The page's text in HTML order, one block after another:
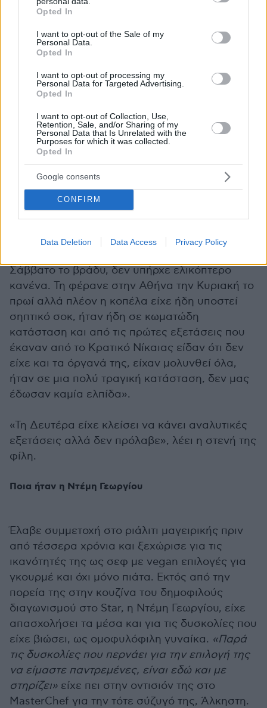
grant or deny consent to Google and its third-party tags to
use your data for below specified purposes in below Google
consent section.
Opted In
I want to opt-out of the Sale of my
Personal Data.
Opted In
I want to opt-out of processing my
Personal Data for Targeted Advertising.
Opted In
I want to opt-out of Collection, Use,
Retention, Sale, and/or Sharing of my
Personal Data that Is Unrelated with the
Purposes for which it was collected.
Opted In
Google consents
CONFIRM
Data Deletion Data Access Privacy Policy
που έπαιρνε ήταν για γαστρεντερίτιδα», λέει,
Αντριάννα Μανέτα.
Αισθανόταν αρκετή δυσφορία και δεν πήγαινε
στο εστιατόριο.Το Σάββατο το βράδυ
κατάλαβαν ότι είχε κάτι πολύ πιο σοβαρό γιατί
άρχισε να ενημερώνει εμάς, τους πιο οικείους
της, ότι αν κλείσει τα μάτια της θα ''φύγει'',
αυτά ήταν τα τελευταία της μηνύματα. Εκεί
κατάλαβε και η συνέταιρός της και σύντροφό
της ότι συμβαίνει κάτι πολύ πιο σοβαρό.
Έκλεισε το μαγαζί νωρίτερα, όταν την βρήκε
στο σπίτι την βρήκε ήδη σε πολύ άσχημη
πολύς χρόνος, ήρθε το ΕΚΑΒ την επανάφερε
Σάββατο το βράδυ, δεν υπήρχε ελικόπτερο
κανένα. Τη φέρανε στην Αθήνα την Κυριακή το
πρωί αλλά πλέον η κοπέλα είχε ήδη υποστεί
σηπτικό σοκ, ήταν ήδη σε κωματώδη
κατάσταση και από τις πρώτες εξετάσεις που
έκαναν από το Κρατικό Νίκαιας είδαν ότι δεν
είχε και τα όργανά της, είχαν μολυνθεί όλα,
ήταν σε μια πολύ τραγική κατάσταση, δεν μας
έδωσαν καμία ελπίδα».
«Τη Δευτέρα είχε κλείσει να κάνει αναλυτικές
εξετάσεις αλλά δεν πρόλαβε», λέει η στενή της
φίλη.
Ποια ήταν η Ντέμη Γεωργίου
Έλαβε συμμετοχή στο ριάλιτι μαγειρικής πριν
από τέσσερα χρόνια και ξεχώρισε για τις
ικανότητές της ως σεφ με vegan επιλογές για
γκουρμέ και όχι μόνο πιάτα. Εκτός από την
πορεία της στην κουζίνα του δημοφιλούς
διαγωνισμού στο Star, η Ντέμη Γεωργίου, είχε
απασχολήσει τα μέσα και για τις δυσκολίες που
είχε βιώσει, ως ομοφυλόφιλη γυναίκα. «Παρά
τις δυσκολίες που περνάει για την επιλογή της
να είμαστε παντρεμένες, είναι εδώ και με
στηρίζει» είχε πει στην οντισιόν της στο
MasterChef για την τότε σύζυγό της, Άλκηστη.